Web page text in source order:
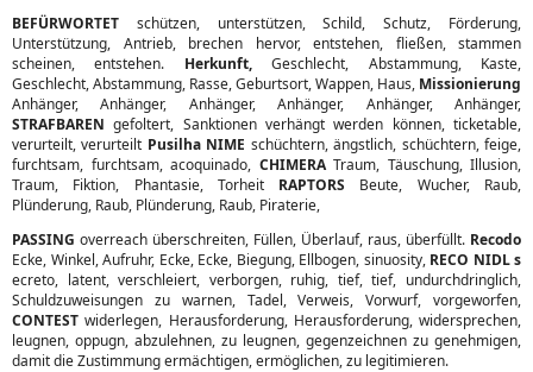
BEFÜRWORTET schützen, unterstützen, Schild, Schutz, Förderung,
Unterstützung, Antrieb, brechen hervor, entstehen, fließen, stammen
scheinen, entstehen. Herkunft,Geschlecht, Abstammung, Kaste,
Geschlecht, Abstammung, Rasse, Geburtsort, Wappen, Haus, Missionierung
Anhänger, Anhänger, Anhänger, Anhänger, Anhänger, Anhänger,
STRAFBAREN gefoltert, Sanktionen verhängt werden können, ticketable,
verurteilt, verurteilt Pusilha NIME schüchtern, ängstlich, schüchtern, feige,
furchtsam, furchtsam, acoquinado, CHIMERATraum, Täuschung, Illusion,
Traum, Fiktion, Phantasie, Torheit RAPTORS Beute, Wucher, Raub,
Plünderung, Raub, Plünderung, Raub, Piraterie,
PASSING overreach überschreiten, Füllen, Überlauf, raus, überfüllt. Recodo
Ecke, Winkel, Aufruhr, Ecke, Ecke, Biegung, Ellbogen, sinuosity, RECO NIDL s
ecreto, latent, verschleiert, verborgen, ruhig, tief, tief, undurchdringlich,
Schuldzuweisungen zu warnen, Tadel, Verweis, Vorwurf, vorgeworfen,
CONTEST widerlegen, Herausforderung, Herausforderung, widersprechen,
leugnen, oppugn, abzulehnen, zu leugnen, gegenzeichnen zu genehmigen,
damit die Zustimmung ermächtigen, ermöglichen, zu legitimieren.